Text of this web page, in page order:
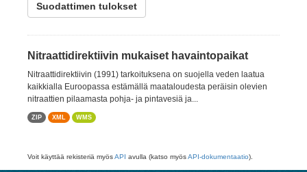
Suodattimen tulokset
Nitraattidirektiivin mukaiset havaintopaikat
Nitraattidirektiivin (1991) tarkoituksena on suojella veden laatua
kaikkialla Euroopassa estämällä maataloudesta peräisin olevien
nitraattien pilaamasta pohja- ja pintavesiä ja...
ZIP XML WMS
Voit käyttää rekisteriä myösAPI avulla (katso myösAPI-dokumentaatio).